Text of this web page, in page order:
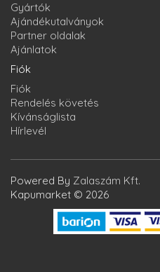
Gyártók
Ajándékutalványok
Partner oldalak
Ajánlatok
Fiók
Fiók
Rendelés követés
Kívánságlista
Hírlevél
Powered By Zalaszám Kft.
Kapumarket © 2026